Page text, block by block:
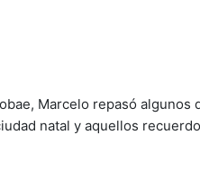
Marcelo repasó
natal y aquellos